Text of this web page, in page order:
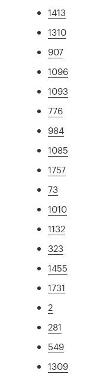
1413
1310
907
1096
1093
776
984
1085
1757
73
1010
1132
323
1455
1731
2
281
549
1309